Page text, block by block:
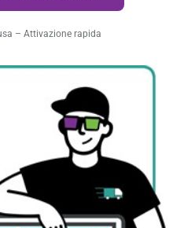
– Attivazione rapida